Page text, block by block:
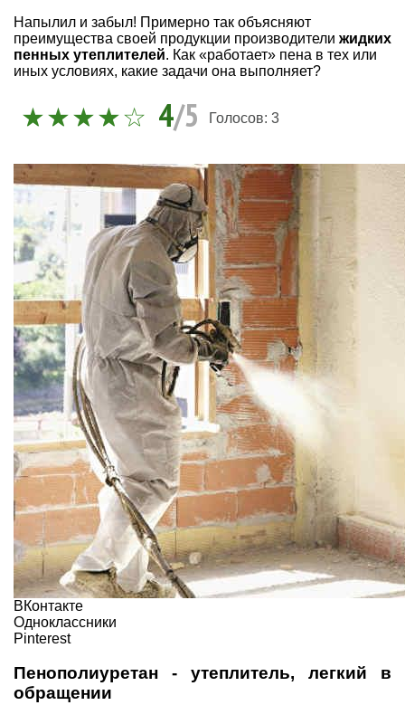
Напылил и забыл! Примерно так объясняют
преимущества своей продукции производители жидких
пенных утеплителей. Как «работает» пена в тех или
иных условиях, какие задачи она выполняет?
4/5 Голосов: 3
ВКонтакте
Одноклассники
Pinterest
Пенополиуретан - утеплитель, легкий в
обращении